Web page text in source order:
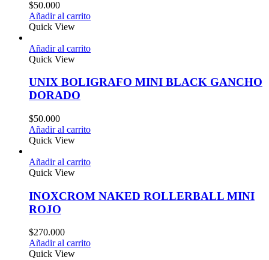
$50.000
Añadir al carrito
Quick View
Añadir al carrito
Quick View
UNIX BOLIGRAFO MINI BLACK GANCHO
DORADO
$50.000
Añadir al carrito
Quick View
Añadir al carrito
Quick View
INOXCROM NAKED ROLLERBALL MINI
ROJO
$270.000
Añadir al carrito
Quick View